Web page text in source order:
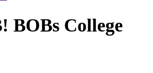
BOBs College